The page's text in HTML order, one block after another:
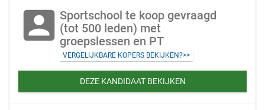
account_box Sportschool te koop gevraagd
(tot 500 leden) met
groepslessen en PT
VERGELIJKBARE KOPERS BEKIJKEN?>>
DEZE KANDIDAAT BEKIJKEN